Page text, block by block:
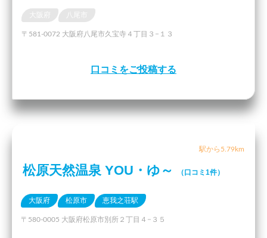
〒581-0072 大阪府八尾市久宝寺４丁目３−１３
口コミをご投稿する
駅から5.79km
松原天然温泉 YOU・ゆ～ （口コミ1件）
大阪府 松原市 恵我之荘駅
〒580-0005 大阪府松原市別所２丁目４−３５